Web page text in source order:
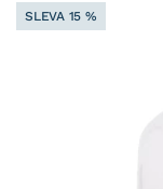
SLEVA 15 %